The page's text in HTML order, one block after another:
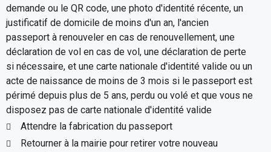
demande ou le QR code, une photo d'identité récente, un
justificatif de domicile de moins d'un an, l'ancien
passeport à renouveler en cas de renouvellement, une
déclaration de vol en cas de vol, une déclaration de perte
si nécessaire, et une carte nationale d'identité valide ou un
acte de naissance de moins de 3 mois si le passeport est
périmé depuis plus de 5 ans, perdu ou volé et que vous ne
disposez pas de carte nationale d'identité valide
Attendre la fabrication du passeport
Retourner à la mairie pour retirer votre nouveau